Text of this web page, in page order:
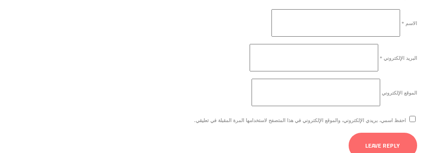
الاسم *
البريد الإلكتروني *
الموقع الإلكتروني
احفظ اسمي، بريدي الإلكتروني، والموقع الإلكتروني في هذا المتصفح لاستخدامها المرة المقبلة في تعليقي.